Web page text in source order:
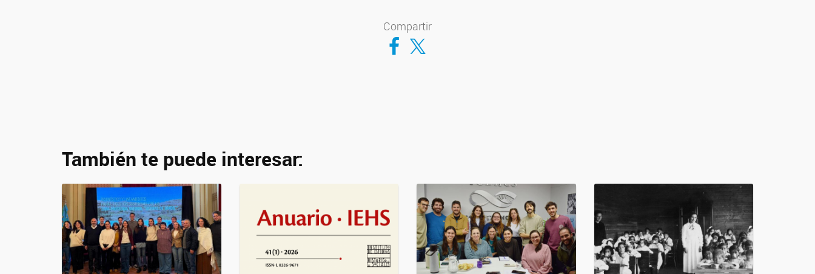
Compartir
Compartir en Facebook
Compartir en Twitter
También te puede interesar: